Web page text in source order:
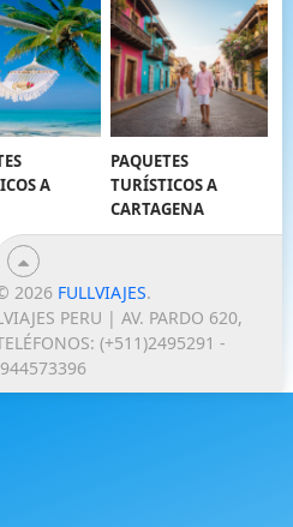
A
PAQUETES
TURÍSTICOS A
CARTAGENA
2026 FULLVIAJES.
PERU | AV. PARDO 620,
(+511)2495291 -